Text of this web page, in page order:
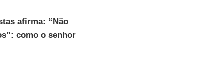
afirma: “Não
como o senhor